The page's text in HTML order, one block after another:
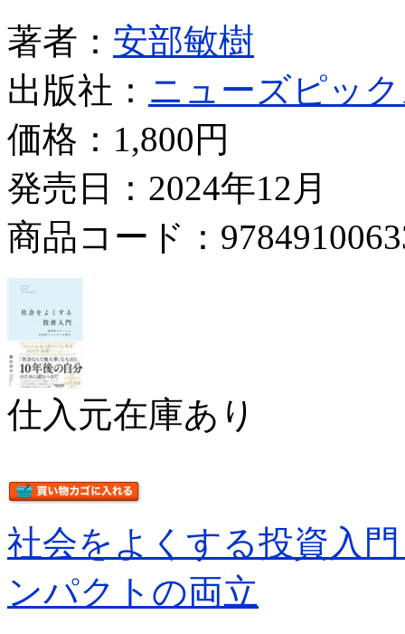
著者： 安部敏樹
出版社： ニューズピッ
価格： 1,800円
発売日：2024年12月
商品コード：
仕入元在庫あり
社会をよくする投資入
ンパクトの両立